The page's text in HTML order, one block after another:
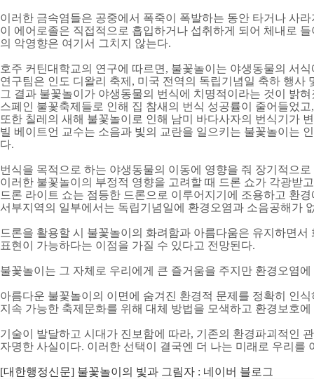
이러한 금속염들은 공중에서 폭죽이 폭발하는 동안 타거나 사
이 에어로졸은 직접적으로 흡입하거나 섭취하게 되어 체내로 들
의 악영향은 여기서 그치지 않는다.
호주 커틴대학교의 연구에 따르면 , 불꽃놀이는 야생동물의 서
연구팀은 인도 디왈리 축제 , 미국 전역의 독립기념일 축하 행사
그 결과 불꽃놀이가 야생동물의 번식에 치명적이라는 것이 밝혀
스페인 불꽃축제들로 인해 집 참새의 번식 성공률이 줄어들었고
또한 칠레의 새해 불꽃놀이로 인해 남미 바다사자의 번식기가
빌 베이트언 교수는 소음과 빛의 교란을 일으키는 불꽃놀이는
다.
번식을 목적으로 하는 야생동물의 이동에 영향을 줘 장기적으
이러한 불꽃놀이의 부정적 영향을 고려할 때 드론 쇼가 각광받
드론 라이트 쇼는 점등한 드론으로 이루어지기에 조용하고 환
서부지역의 일부에서는 독립기념일에 환경오염과 소음공해가
드론을 활용할 시 불꽃놀이의 화려함과 아름다움은 유지하면서
표현이 가능하다는 이점을 가질 수 있다고 전망된다.
불꽃놀이는 그 자체로 우리에게 큰 즐거움을 주지만 환경오염
아름다운 불꽃놀이의 이면에 숨겨진 환경적 문제를 정확히 인식
지속 가능한 축제문화를 위해 대체 방법을 모색하고 환경보호
기술이 발달하고 시대가 진보함에 따라, 기존의 환경파괴적인
자명한 사실이다. 이러한 선택이 결국엔 더 나는 미래로 우리를
[대한행정신문] 불꽃놀이의 빛과 그림자 : 네이버 블로그